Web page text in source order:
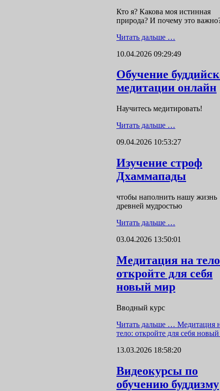
Кто я? Какова моя истинная
природа? И почему это
Читать дальше …
10.04.2026 09:29:49
Обучение
медитации онлайн
Научитесь медитировать!
Читать дальше …
09.04.2026 10:53:27
Изучение строф
Дхаммапады
чтобы наполнить нашу жизнь
древней мудростью
Читать дальше …
03.04.2026 13:50:01
Медитация на
откройте для себя
новый мир
Вводный курс
Читать дальше … Медитация
тело: откройте для себя
13.03.2026 18:58:20
Видеокурсы по
обучению буддизму